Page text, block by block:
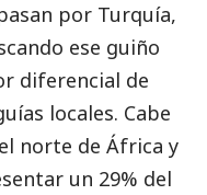
por Turquía,
ese guiño
diferencial de
locales. Cabe
norte de África y
un 29% del